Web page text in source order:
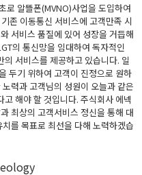
로 알뜰폰(MVNO)사업을 도입하여
존 이동통신 서비스에 고객만족 시
서비스 품질에 있어 성장을 거듭해
의 통신망을 임대하여 독자적인
서비스를 제공하고 있습니다. 일
두기 위하여 고객이 진정으로 원하
력과 고객님의 성원이 오늘과 같은
해야 할 것입니다. 주식회사 에넥
최상의 고객서비스 정신을 통해 대
를 목표로 최선을 다해 노력하겠습